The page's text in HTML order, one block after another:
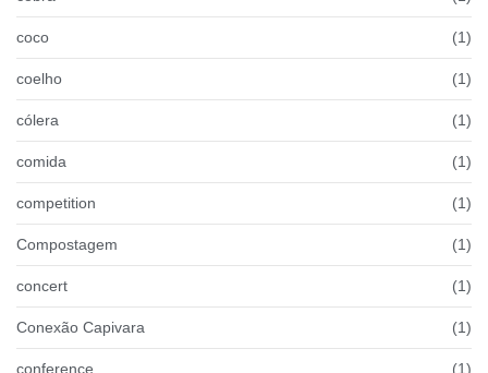
coco (1)
coelho (1)
cólera (1)
comida (1)
competition (1)
Compostagem (1)
concert (1)
Conexão Capivara (1)
conference (1)